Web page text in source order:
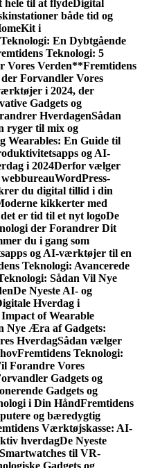
hele til at flydeDigital
både tid og
i
En Dybtgående
Teknologi: 5
Vores Verden**Fremtidens
Forvandler Vores
i 2024, der
Gadgets og
HverdagenSådan
ryger til mix og
Wearables: En Guide til
og AI-
i 2024Derfor vælger
WordPress-
du digital tillid i din
kikkerter med
er tid til et nyt logoDe
der Forandrer Dit
du i gang som
og AI-værktøjer til en
Teknologi: Avancerede
Sådan Vil Nye
De Nyeste AI- og
Hverdag i
of Wearable
Nye Æra af Gadgets:
HverdagSådan vælger
Fremtidens Teknologi:
Forandre Vores
Gadgets og
Gadgets og
i Din HåndFremtidens
og bæredygtig
Værktøjskasse: AI-
hverdagDe Nyeste
til VR-
Gadgets og